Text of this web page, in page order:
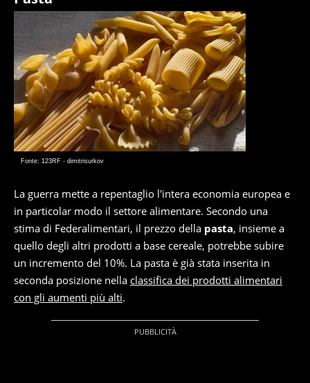
Fonte: 123RF - dimitrisurkov
La guerra mette a repentaglio l'intera economia europea e
in particolar modo il settore alimentare. Secondo una
stima di Federalimentari, il prezzo della pasta, insieme a
quello degli altri prodotti a base cereale, potrebbe subire
un incremento del 10%. La pasta è già stata inserita in
seconda posizione nella classifica dei prodotti alimentari
con gli aumenti più alti.